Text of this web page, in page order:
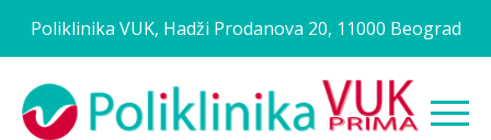
Poliklinika VUK, Hadži Prodanova 20, 11000 Beograd